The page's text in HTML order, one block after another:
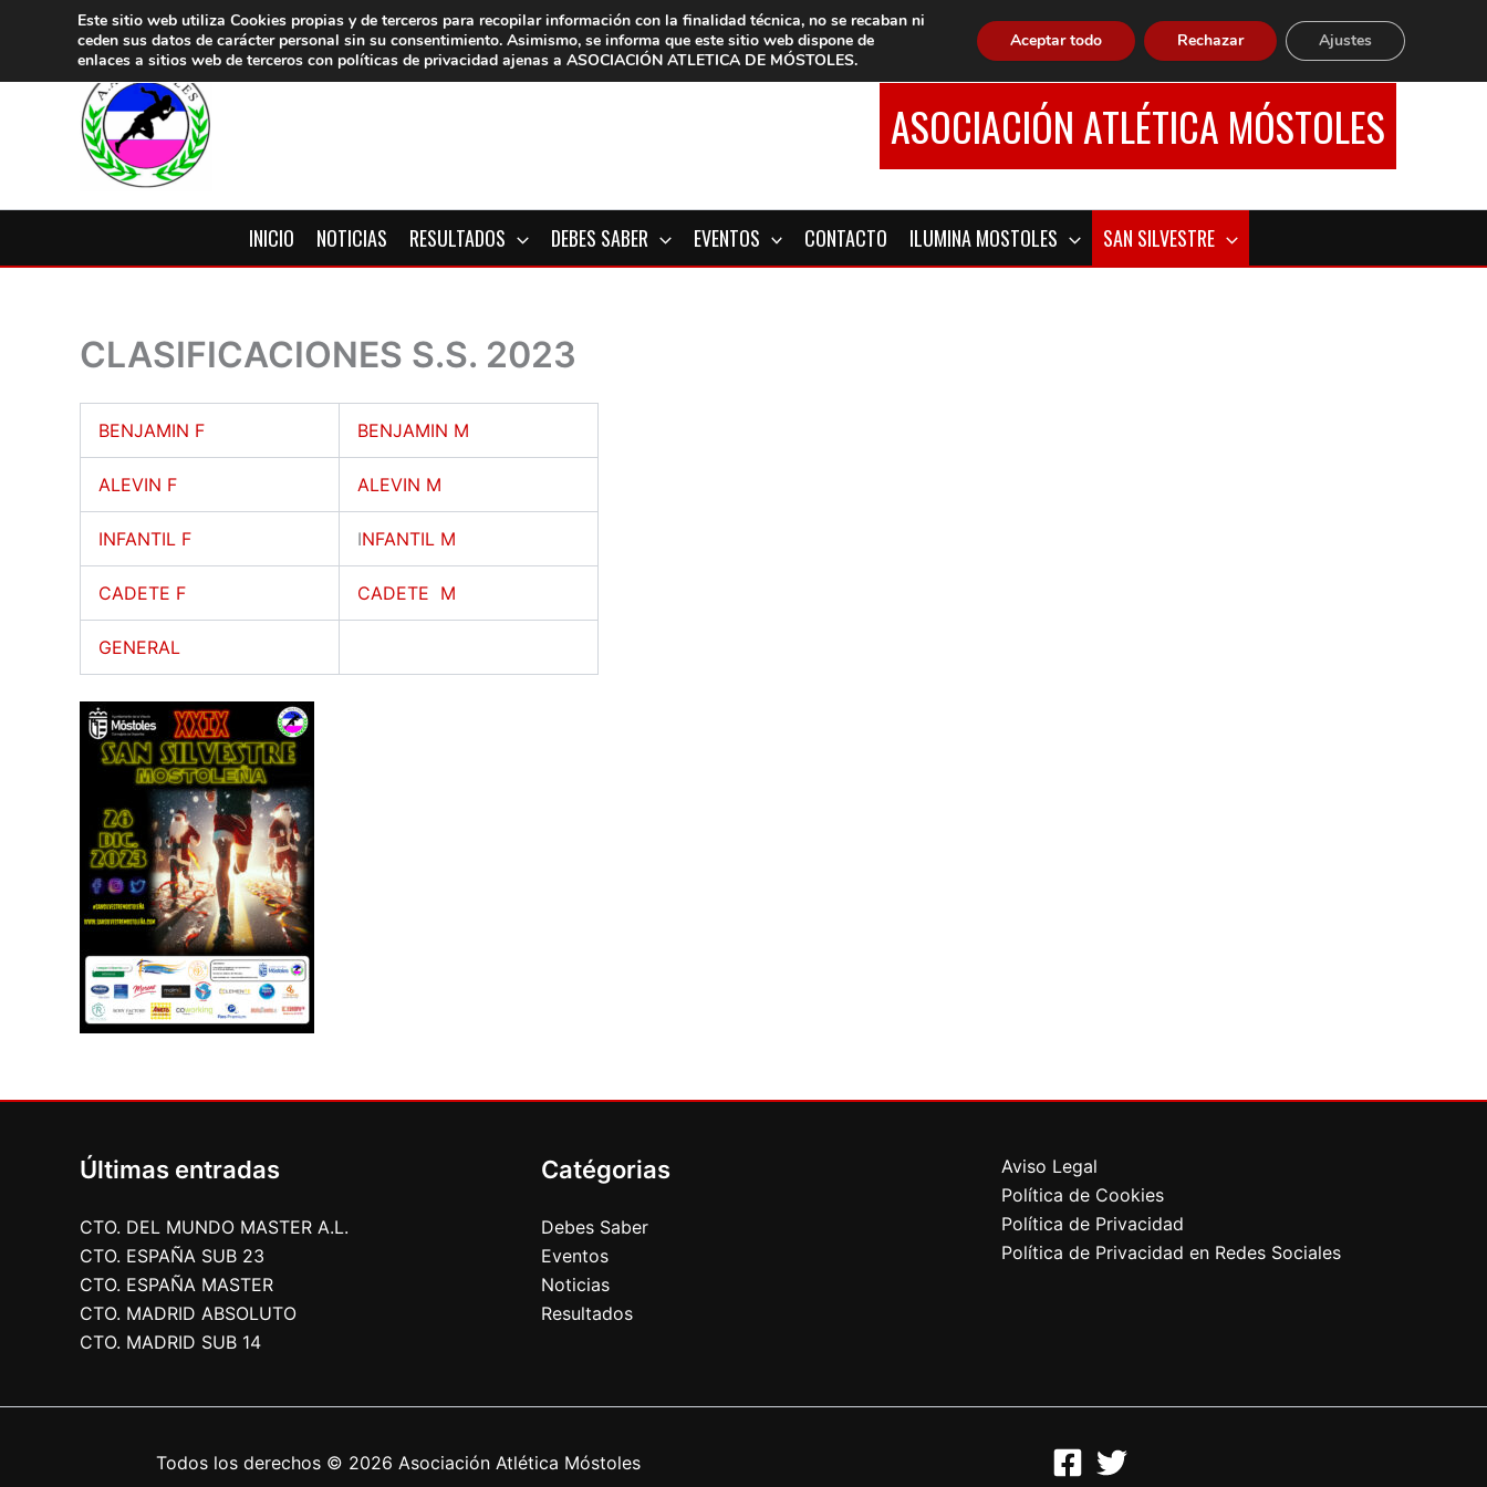
contenido
ASOCIACIÓN ATLÉTICA MÓSTOLES
INICIO NOTICIAS RESULTADOS DEBES SABER EVENTOS CONTACTO ILUMINA MOSTOLES SAN SILVESTRE
CLASIFICACIONES S.S. 2023
BENJAMIN F BENJAMIN M
ALEVIN F ALEVIN M
INFANTIL F INFANTIL M
CADETE F CADETE M
GENERAL
Últimas entradas
CTO. DEL MUNDO MASTER A.L.
CTO. ESPAÑA SUB 23
CTO. ESPAÑA MASTER
CTO. MADRID ABSOLUTO
CTO. MADRID SUB 14
Catégorias
Debes Saber
Eventos
Noticias
Resultados
Aviso Legal
Política de Cookies
Política de Privacidad
Política de Privacidad en Redes Sociales
Todos los derechos © 2026 Asociación Atlética Móstoles
Este sitio web utiliza Cookies propias y de terceros para recopilar información con la finalidad técnica, no se recaban ni
ceden sus datos de carácter personal sin su consentimiento. Asimismo, se informa que este sitio web dispone de
enlaces a sitios web de terceros con políticas de privacidad ajenas a ASOCIACIÓN ATLETICA DE MÓSTOLES.
Aceptar todo Rechazar Ajustes